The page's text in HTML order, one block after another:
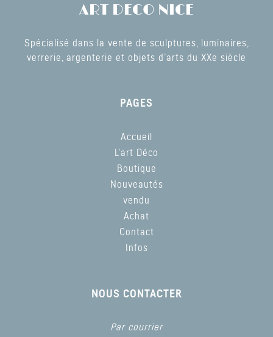
ART DECO NICE
Spécialisé dans la vente de sculptures, luminaires,
verrerie, argenterie et objets d’arts du XXe siècle
PAGES
Accueil
L’art Déco
Boutique
Nouveautés
vendu
Achat
Contact
Infos
NOUS CONTACTER
Par courrier